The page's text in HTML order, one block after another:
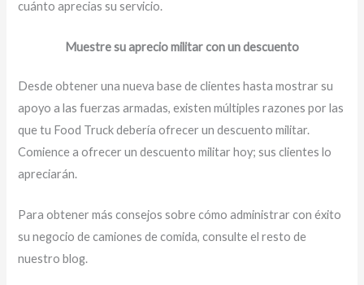
cuánto aprecias su servicio.
Muestre su aprecio militar con un descuento
Desde obtener una nueva base de clientes hasta mostrar su
apoyo a las fuerzas armadas, existen múltiples razones por las
que tu Food Truck debería ofrecer un descuento militar.
Comience a ofrecer un descuento militar hoy; sus clientes lo
apreciarán.
Para obtener más consejos sobre cómo administrar con éxito
su negocio de camiones de comida, consulte el resto de
nuestro blog.